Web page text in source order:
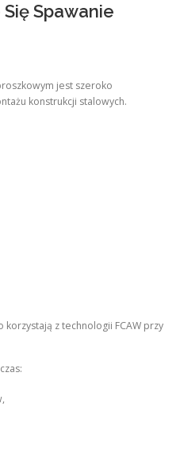
Spawanie
jest szeroko
konstrukcji stalowych.
z technologii FCAW przy